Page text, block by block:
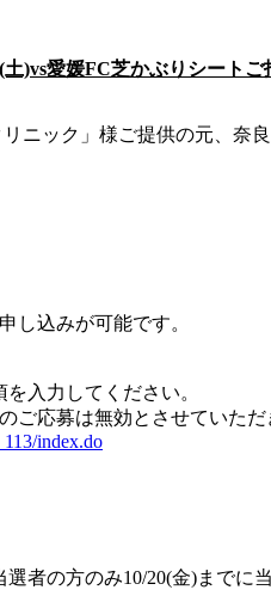
土)vs愛媛FC芝かぶりシートご
ニック」様ご提供の元、奈
し込みが可能です。
入力してください。
応募は無効とさせていただ
index.do
者の方のみ10/20(金)までに